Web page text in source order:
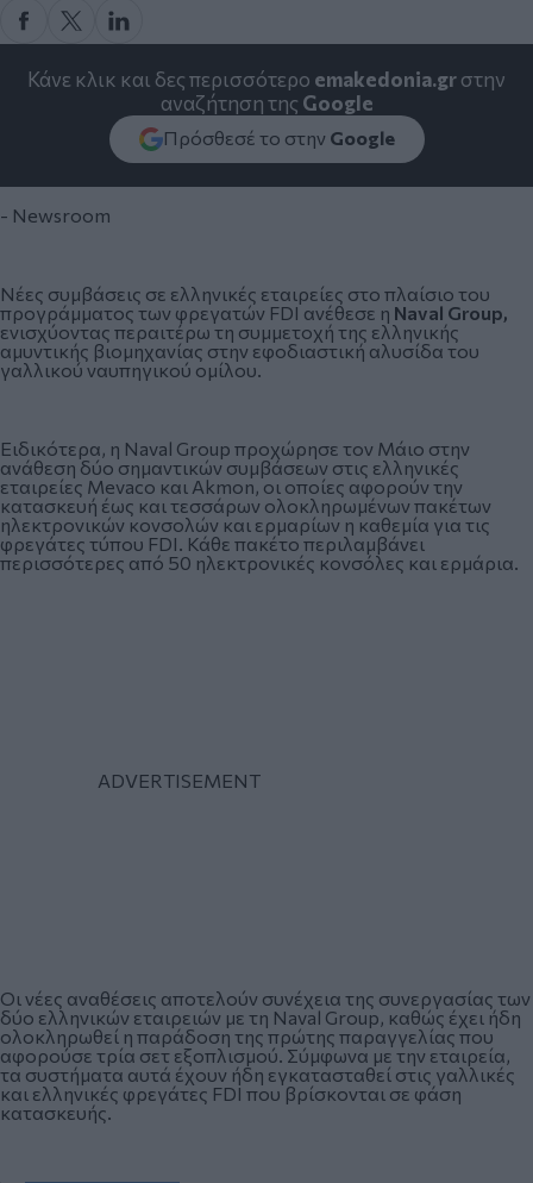
Κάνε κλικ και δες περισσότερο emakedonia.grστην
αναζήτηση της Google
Πρόσθεσέ το στην Google
- Newsroom
Νέες συμβάσεις σε ελληνικές εταιρείες στο πλαίσιο του
προγράμματος των φρεγατών FDI ανέθεσε η Naval Group,
ενισχύοντας περαιτέρω τη συμμετοχή της ελληνικής
αμυντικής βιομηχανίας στην εφοδιαστική αλυσίδα του
γαλλικού ναυπηγικού ομίλου.
Ειδικότερα, η Naval Group προχώρησε τον Μάιο στην
ανάθεση δύο σημαντικών συμβάσεων στις ελληνικές
εταιρείες Mevaco και Akmon, οι οποίες αφορούν την
κατασκευή έως και τεσσάρων ολοκληρωμένων πακέτων
ηλεκτρονικών κονσολών και ερμαρίων η καθεμία για τις
φρεγάτες τύπου FDI. Κάθε πακέτο περιλαμβάνει
περισσότερες από 50 ηλεκτρονικές κονσόλες και ερμάρια.
Οι νέες αναθέσεις αποτελούν συνέχεια της συνεργασίας των
δύο ελληνικών εταιρειών με τη Naval Group, καθώς έχει ήδη
ολοκληρωθεί η παράδοση της πρώτης παραγγελίας που
αφορούσε τρία σετ εξοπλισμού. Σύμφωνα με την εταιρεία,
τα συστήματα αυτά έχουν ήδη εγκατασταθεί στις γαλλικές
και ελληνικές φρεγάτες FDI που βρίσκονται σε φάση
κατασκευής.